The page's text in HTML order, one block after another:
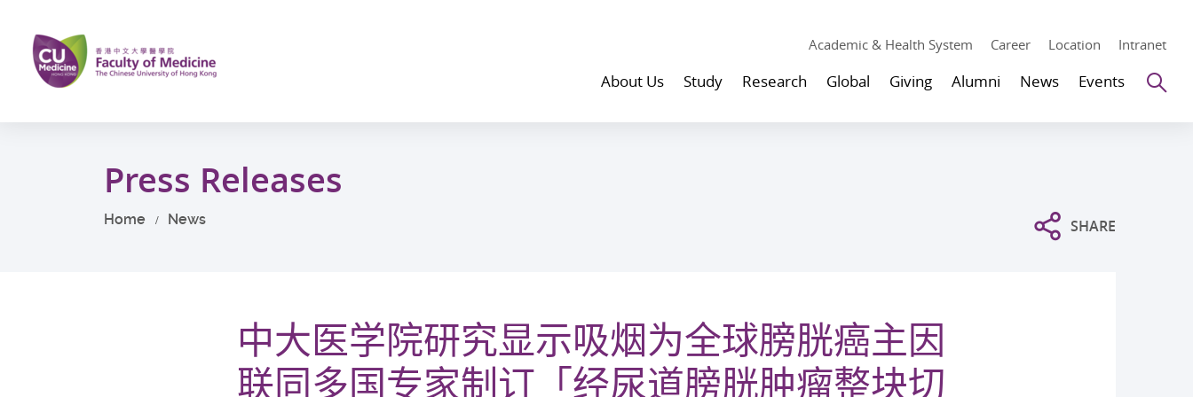
main
content
Academic & Health System Career Location Intranet
About Us Study Research Global Giving Alumni News Events
Press Releases
Home News SHARE
中大医学院研究显示吸烟为全球膀胱癌主因
联同多国专家制订「经尿道膀胱肿瘤整块切